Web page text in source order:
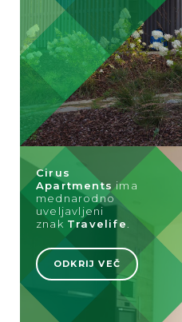
Cirus
Apartments ima
mednarodno
uveljavljeni
znak Travelife
ODKRIJ VEČ